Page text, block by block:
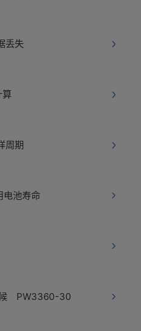
丢失
算
周期
电池寿命
候 PW3360-30